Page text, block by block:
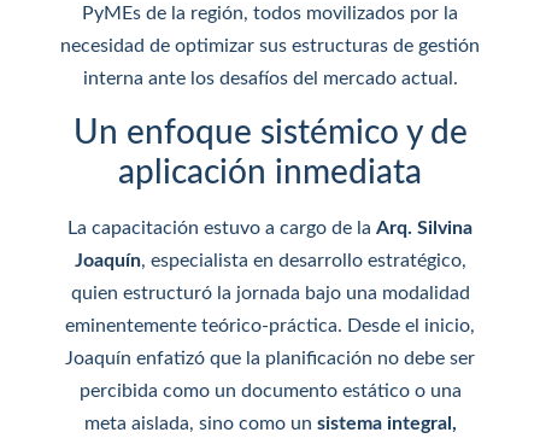
PyMEs de la región, todos movilizados por la
necesidad de optimizar sus estructuras de gestión
interna ante los desafíos del mercado actual.
Un enfoque sistémico y de
aplicación inmediata
La capacitación estuvo a cargo de la Arq. Silvina
Joaquín, especialista en desarrollo estratégico,
quien estructuró la jornada bajo una modalidad
eminentemente teórico-práctica. Desde el inicio,
Joaquín enfatizó que la planificación no debe ser
percibida como un documento estático o una
meta aislada, sino como un sistema integral,